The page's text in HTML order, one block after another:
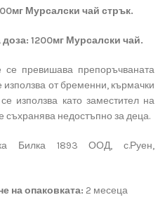
Мурсалски чай стрък.
1200мг Мурсалски чай.
се превишава препоръчваната
от бременни, кърмачки
използва като заместител на
съхранява недостъпно за деца.
Билка 1893 ООД, с.Руен,
на опаковката: 2 месеца